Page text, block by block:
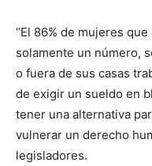
“El 86% de mujeres
solamente un número,
o fuera de sus casas
de exigir un sueldo en
tener una alternativa
vulnerar un derecho
legisladores.